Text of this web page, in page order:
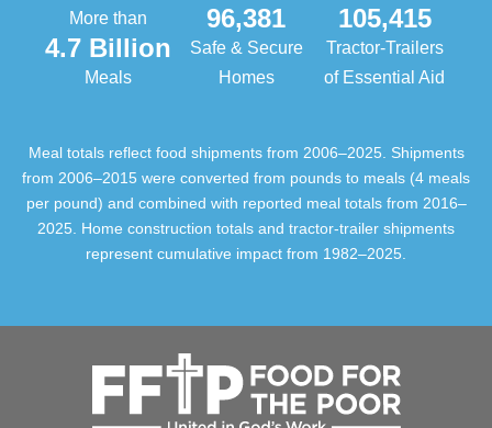
More than
4.7 Billion
Meals
96,381
Safe & Secure
Homes
105,415
Tractor-Trailers
of Essential Aid
Meal totals reflect food shipments from 2006–2025. Shipments
from 2006–2015 were converted from pounds to meals (4 meals
per pound) and combined with reported meal totals from 2016–
2025. Home construction totals and tractor-trailer shipments
represent cumulative impact from 1982–2025.